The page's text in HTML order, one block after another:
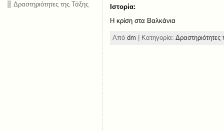
Δραστηριότητες της Τάξης
Ιστορία:
Η κρίση στα Βαλκάνια
Από dm | Κατηγορία: Δραστηριότητες